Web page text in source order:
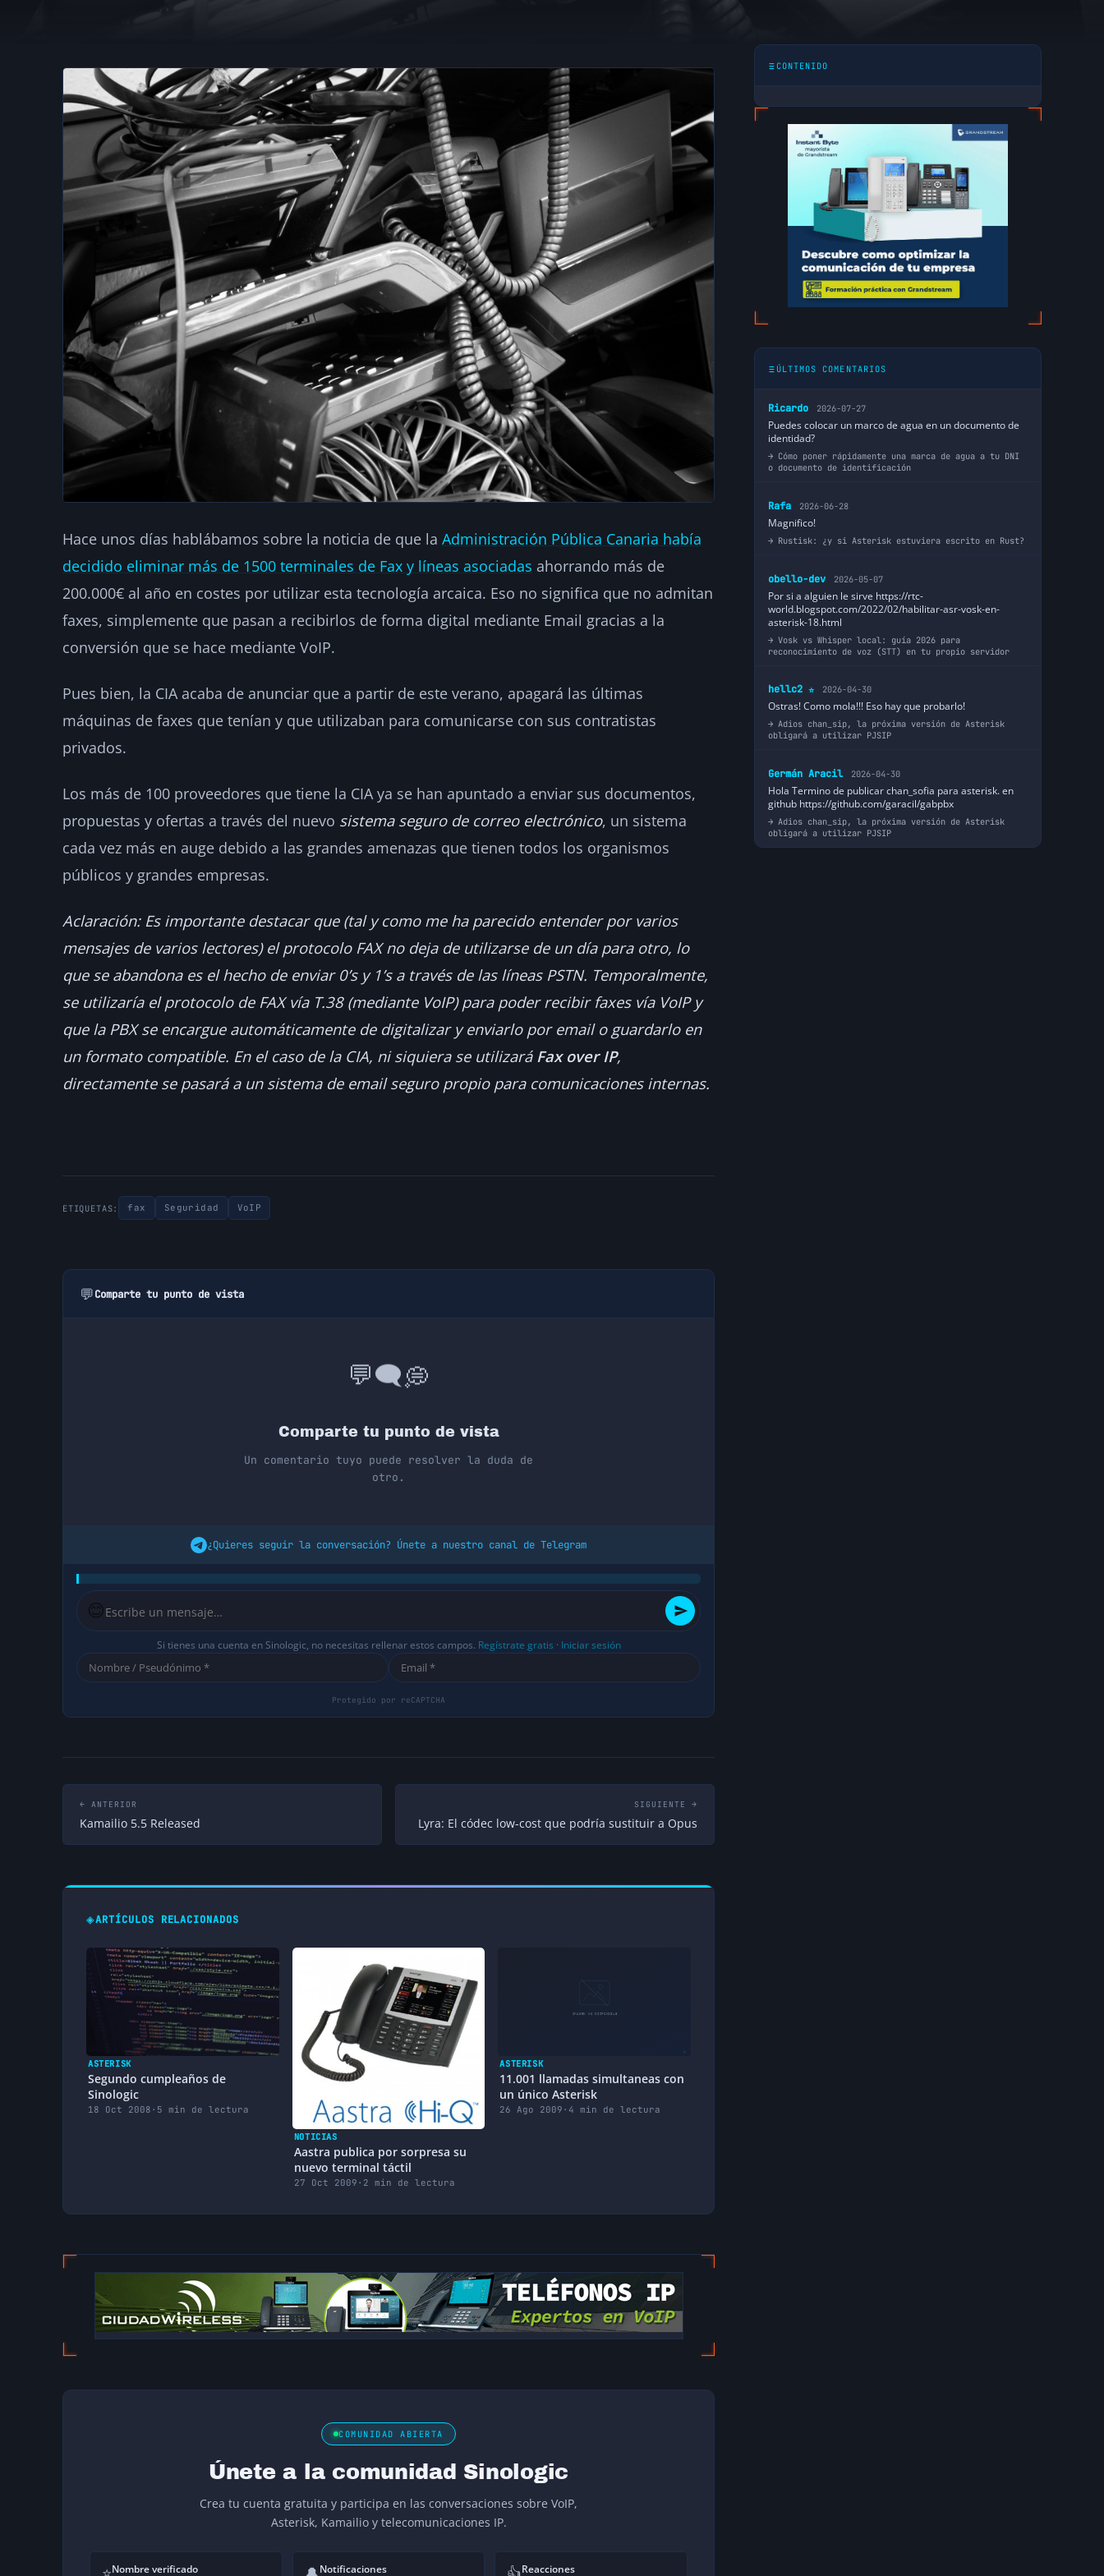
La CIA también retira los últimos Faxes
NOTICIAS ·2021-05-20·2 min de lectura·Por hellc2
Hace unos días hablábamos sobre la noticia de que la Administración Pública Canaria había
decidido eliminar más de 1500 terminales de Fax y líneas asociadas ahorrando más de
200.000€ al año en costes por utilizar esta tecnología arcaica. Eso no significa que no admitan
faxes, simplemente que pasan a recibirlos de forma digital mediante Email gracias a la
conversión que se hace mediante VoIP.
Pues bien, la CIA acaba de anunciar que a partir de este verano, apagará las últimas
máquinas de faxes que tenían y que utilizaban para comunicarse con sus contratistas
privados.
Los más de 100 proveedores que tiene la CIA ya se han apuntado a enviar sus documentos,
propuestas y ofertas a través del nuevo sistema seguro de correo electrónico, un sistema
cada vez más en auge debido a las grandes amenazas que tienen todos los organismos
públicos y grandes empresas.
Aclaración: Es importante destacar que (tal y como me ha parecido entender por varios
mensajes de varios lectores) el protocolo FAX no deja de utilizarse de un día para otro, lo
que se abandona es el hecho de enviar 0’s y 1’s a través de las líneas PSTN. Temporalmente,
se utilizaría el protocolo de FAX vía T.38 (mediante VoIP) para poder recibir faxes vía VoIP y
que la PBX se encargue automáticamente de digitalizar y enviarlo por email o guardarlo en
un formato compatible. En el caso de la CIA, ni siquiera se utilizará Fax over IP,
directamente se pasará a un sistema de email seguro propio para comunicaciones internas.
ETIQUETAS: fax Seguridad VoIP
💬Comparte tu punto de vista
💬🗨️💭
Comparte tu punto de vista
Un comentario tuyo puede resolver la duda de
otro.
¿Quieres seguir la conversación? Únete a nuestro canal de Telegram
😊
Si tienes una cuenta en Sinologic, no necesitas rellenar estos campos. Regístrate gratis · Iniciar sesión
← ANTERIOR
Kamailio 5.5 Released
SIGUIENTE →
Lyra: El códec low-cost que podría sustituir a Opus
◈ARTÍCULOS RELACIONADOS
ASTERISK
Segundo cumpleaños de
Sinologic
18 Oct 2008 · 5 min de lectura
NOTICIAS
Aastra publica por sorpresa su
nuevo terminal táctil
27 Oct 2009 · 2 min de lectura
ASTERISK
11.001 llamadas simultaneas con
un único Asterisk
26 Ago 2009 · 4 min de lectura
COMUNIDAD ABIERTA
Únete a la comunidad Sinologic
Crea tu cuenta gratuita y participa en las conversaciones sobre VoIP,
Asterisk, Kamailio y telecomunicaciones IP.
Nombre verificado Notificaciones Reacciones
CONTENIDO
ÚLTIMOS COMENTARIOS
Ricardo 2026-07-27
Puedes colocar un marco de agua en un documento de
identidad?
Cómo poner rápidamente una marca de agua a tu DNI
o documento de identificación
Rafa 2026-06-28
Magnifico!
Rustisk: ¿y si Asterisk estuviera escrito en Rust?
obello-dev 2026-05-07
Por si a alguien le sirve https://rtc-
world.blogspot.com/2022/02/habilitar-asr-vosk-en-
asterisk-18.html
Vosk vs Whisper local: guía 2026 para
reconocimiento de voz (STT) en tu propio servidor
hellc2 ⭐ 2026-04-30
Ostras! Como mola!!! Eso hay que probarlo!
Adios chan_sip, la próxima versión de Asterisk
obligará a utilizar PJSIP
Germán Aracil 2026-04-30
Hola Termino de publicar chan_sofia para asterisk. en
github https://github.com/garacil/gabpbx
Adios chan_sip, la próxima versión de Asterisk
obligará a utilizar PJSIP